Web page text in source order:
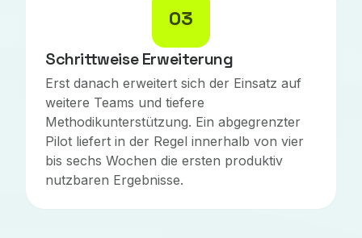
03
Schrittweise Erweiterung
Erst danach erweitert sich der Einsatz auf
weitere Teams und tiefere
Methodikunterstützung. Ein abgegrenzter
Pilot liefert in der Regel innerhalb von vier
bis sechs Wochen die ersten produktiv
nutzbaren Ergebnisse.